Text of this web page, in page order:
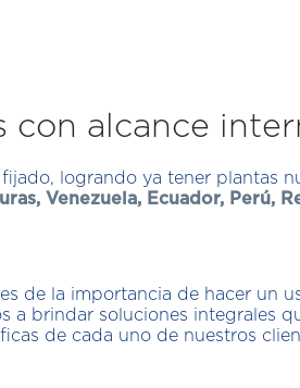
con alcance
logrando ya tener plantas
Venezuela, Ecuador, Perú,
de la importancia de hacer un
a brindar soluciones integrales
de cada uno de nuestros